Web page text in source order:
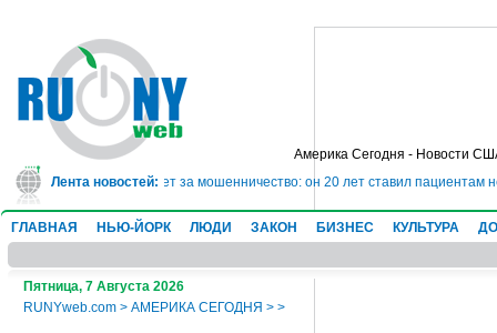
Америка Сегодня - Новости
Лента новостей:
в тюрьму на 10 лет за мошенничество: он 20 лет ставил пациентам
ГЛАВНАЯ НЬЮ-ЙОРК ЛЮДИ ЗАКОН БИЗНЕС КУЛЬТУРА
Пятница, 7 Августа 2026
RUNYweb.com > АМЕРИКА СЕГОДНЯ > >